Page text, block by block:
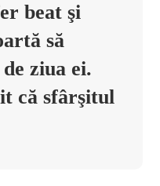
beat şi
să
ziua ei.
că sfârşitul